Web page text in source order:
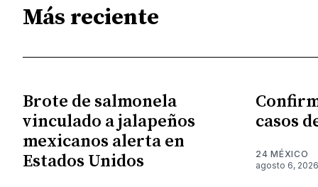
Más reciente
Brote de salmonela
vinculado a jalapeños
mexicanos alerta en
Estados Unidos
casos
24 MÉXICO
agosto 6, 2026